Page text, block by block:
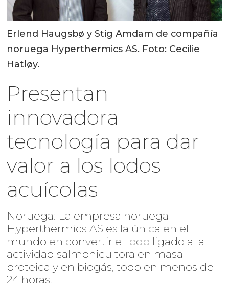
Erlend Haugsbø y Stig Amdam de compañía
noruega Hyperthermics AS. Foto: Cecilie
Hatløy.
Presentan
innovadora
tecnología para dar
valor a los lodos
acuícolas
Noruega: La empresa noruega
Hyperthermics AS es la única en el
mundo en convertir el lodo ligado a la
actividad salmonicultora en masa
proteica y en biogás, todo en menos de
24 horas.